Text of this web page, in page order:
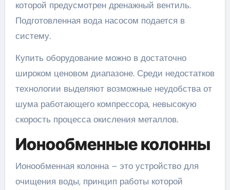
которой предусмотрен дренажный вентиль.
Подготовленная вода насосом подается в
систему.
Купить оборудование можно в достаточно
широком ценовом диапазоне. Среди недостатков
технологии выделяют возможные неудобства от
шума работающего компрессора, невысокую
скорость процесса окисления металлов.
Ионообменные колонны
Ионообменная колонна – это устройство для
очищения воды, принцип работы которой